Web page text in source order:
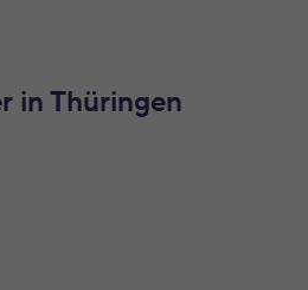
in Thüringen